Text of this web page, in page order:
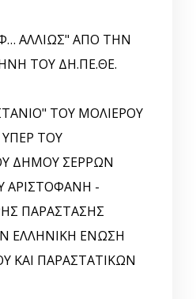
ΑΛΛΙΩΣ" ΑΠΟ ΤΗΝ
ΤΟΥ ΔΗ.ΠΕ.ΘΕ.
ΤΟΥ ΜΟΛΙΕΡΟΥ
ΤΟΥ
ΔΗΜΟΥ ΣΕΡΡΩΝ
ΑΡΙΣΤΟΦΑΝΗ -
ΠΑΡΑΣΤΑΣΗΣ
ΕΛΛΗΝΙΚΗ EΝΩΣΗ
ΚΑΙ ΠΑΡΑΣΤΑΤΙΚΩΝ